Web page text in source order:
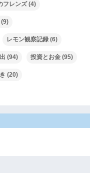
フレンズ(4)
(9)
レモン観察記録 (6)
(94) 投資とお金 (95)
(20)